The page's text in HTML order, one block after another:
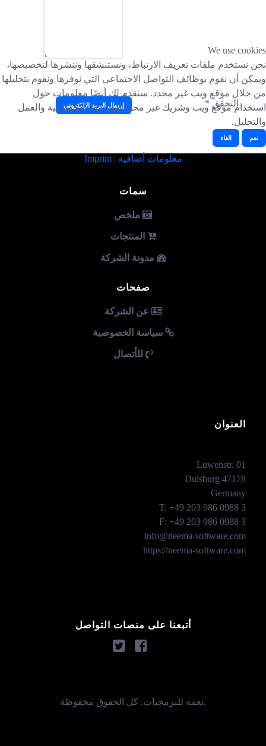
التحقق * إرسال البريد الإلكتروني
سمات
ملخص
المنتجات
مدونة الشركة
صفحات
عن الشركة
سياسة الخصوصية
للأتصال
العنوان
Luwenstr. 01
47178 Duisburg
Germany
T: +49 203 986 0988 3
F: +49 203 986 0988 3
info@neema-software.com
https://neema-software.com
أتبعنا على منصات التواصل
نعمه للبرمجيات. كل الحقوق محفوظة.
We use cookies
نحن نستخدم ملفات تعريف الارتباط، ونستنشقها وننشرها لتخصيصها،
ويمكن أن نقوم بوظائف التواصل الاجتماعي التي نوفرها ونقوم بتحليلها
من خلال موقع ويب غير محدد. سنقدم لك أيضًا معلومات حول
استخدام موقع ويب وشريك غير محدد للوسائط الاجتماعية والعمل
والتحليل.
نعم الغاء
معلومات أضافية |
Imprint